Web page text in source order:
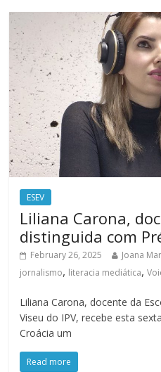
ESEV
Liliana Carona,
distinguida com
February 26, 2025 Joana
jornalismo, literacia mediática,
Liliana Carona, docente da
Viseu do IPV, recebe esta
Croácia um
Read more